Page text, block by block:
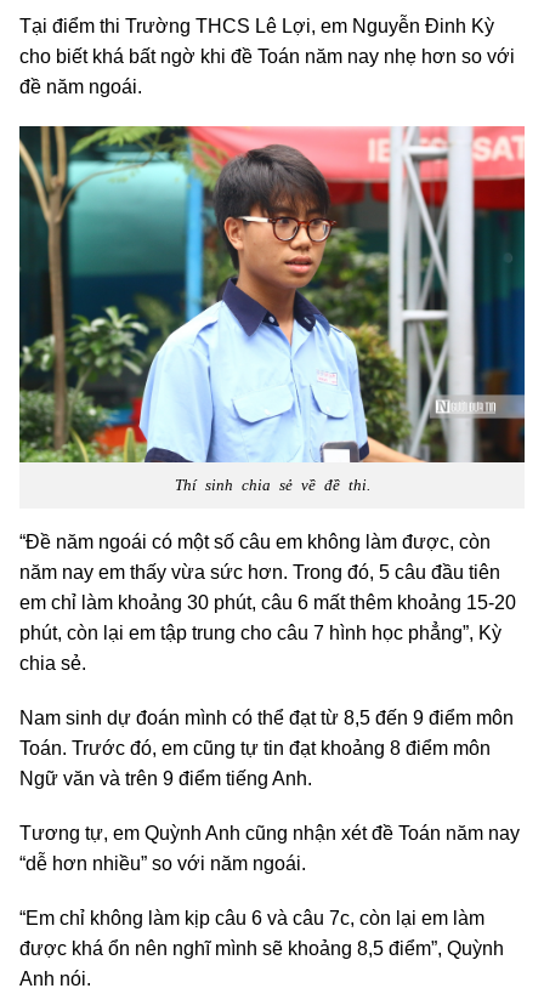
Tại điểm thi Trường THCS Lê Lợi, em Nguyễn Đinh Kỳ
cho biết khá bất ngờ khi đề Toán năm nay nhẹ hơn so với
đề năm ngoái.
Thí sinh chia sẻ về đề thi.
“Đề năm ngoái có một số câu em không làm được, còn
năm nay em thấy vừa sức hơn. Trong đó, 5 câu đầu tiên
em chỉ làm khoảng 30 phút, câu 6 mất thêm khoảng 15-20
phút, còn lại em tập trung cho câu 7 hình học phẳng”, Kỳ
chia sẻ.
Nam sinh dự đoán mình có thể đạt từ 8,5 đến 9 điểm môn
Toán. Trước đó, em cũng tự tin đạt khoảng 8 điểm môn
Ngữ văn và trên 9 điểm tiếng Anh.
Tương tự, em Quỳnh Anh cũng nhận xét đề Toán năm nay
“dễ hơn nhiều” so với năm ngoái.
“Em chỉ không làm kịp câu 6 và câu 7c, còn lại em làm
được khá ổn nên nghĩ mình sẽ khoảng 8,5 điểm”, Quỳnh
Anh nói.